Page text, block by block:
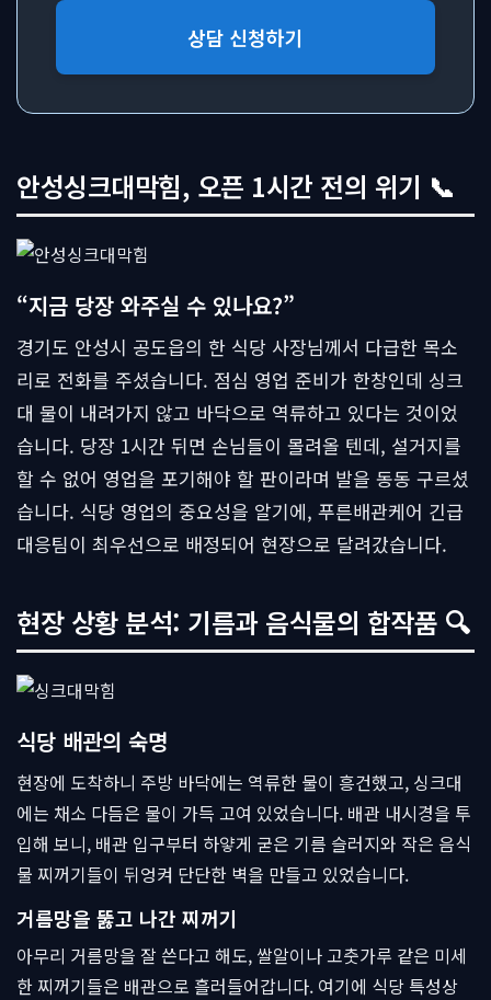
상담 신청하기
안성싱크대막힘, 오픈 1시간 전의 위기 📞
“지금 당장 와주실 수 있나요?”
경기도 안성시 공도읍의 한 식당 사장님께서 다급한 목소
리로 전화를 주셨습니다. 점심 영업 준비가 한창인데 싱크
대 물이 내려가지 않고 바닥으로 역류하고 있다는 것이었
습니다. 당장 1시간 뒤면 손님들이 몰려올 텐데, 설거지를
할 수 없어 영업을 포기해야 할 판이라며 발을 동동 구르셨
습니다. 식당 영업의 중요성을 알기에, 푸른배관케어 긴급
대응팀이 최우선으로 배정되어 현장으로 달려갔습니다.
현장 상황 분석: 기름과 음식물의 합작품 🔍
식당 배관의 숙명
현장에 도착하니 주방 바닥에는 역류한 물이 흥건했고, 싱크대
에는 채소 다듬은 물이 가득 고여 있었습니다. 배관 내시경을 투
입해 보니, 배관 입구부터 하얗게 굳은 기름 슬러지와 작은 음식
물 찌꺼기들이 뒤엉켜 단단한 벽을 만들고 있었습니다.
거름망을 뚫고 나간 찌꺼기
아무리 거름망을 잘 쓴다고 해도, 쌀알이나 고춧가루 같은 미세
한 찌꺼기들은 배관으로 흘러들어갑니다. 여기에 식당 특성상